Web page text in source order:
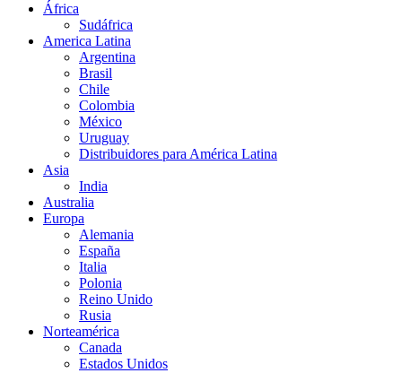
África
Sudáfrica
America Latina
Argentina
Brasil
Chile
Colombia
México
Uruguay
Distribuidores para América Latina
Asia
India
Australia
Europa
Alemania
España
Italia
Polonia
Reino Unido
Rusia
Norteamérica
Canada
Estados Unidos